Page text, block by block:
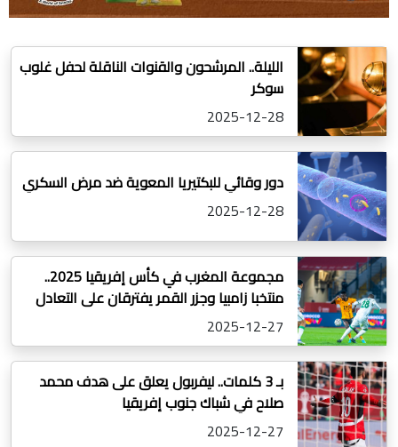
الليلة.. المرشحون والقنوات الناقلة لحفل غلوب
سوكر
2025-12-28
دور وقائي للبكتيريا المعوية ضد مرض السكري
2025-12-28
مجموعة المغرب في كأس إفريقيا 2025..
منتخبا زامبيا وجزر القمر يفترقان على التعادل
2025-12-27
بـ 3 كلمات.. ليفربول يعلق على هدف محمد
صلاح في شباك جنوب إفريقيا
2025-12-27